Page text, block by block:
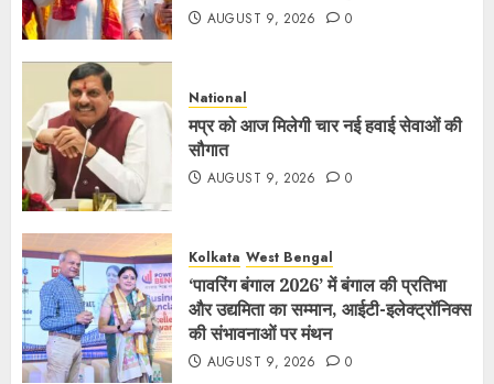
AUGUST 9, 2026 0
National
मप्र को आज मिलेगी चार नई हवाई सेवाओं की
सौगात
AUGUST 9, 2026 0
Kolkata West Bengal
‘पावरिंग बंगाल 2026’ में बंगाल की प्रतिभा
और उद्यमिता का सम्मान, आईटी-इलेक्ट्रॉनिक्स
की संभावनाओं पर मंथन
AUGUST 9, 2026 0